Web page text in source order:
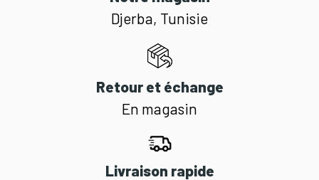
Djerba, Tunisie
Retour et échange
En magasin
Livraison rapide